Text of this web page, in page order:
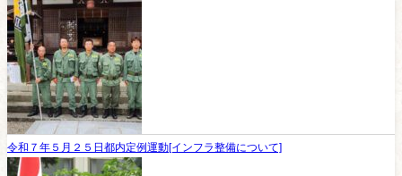
令和７年５月２５日都内定例運動[インフラ整備について]